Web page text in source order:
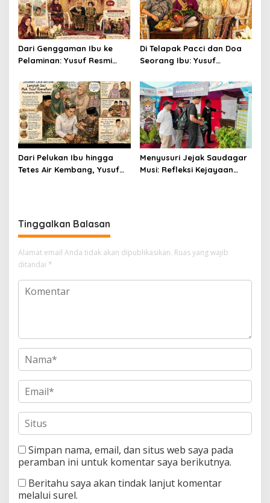
Dari Genggaman Ibu ke
Pelaminan: Yusuf Resmi
Di Telapak Pacci dan Doa
Seorang Ibu: Yusuf
Menuju Gerbang
Pernikahan
Dari Pelukan Ibu hingga
Tetes Air Kembang, Yusuf
Menyusuri Jejak Saudagar
Musi: Refleksi Kejayaan
Tinggalkan Balasan
Alamat email Anda tidak akan dipublikasikan. Ruas yang wajib
ditandai *
Simpan nama, email, dan situs web saya pada
peramban ini untuk komentar saya berikutnya.
Beritahu saya akan tindak lanjut komentar
melalui surel.